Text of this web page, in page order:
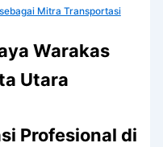
Mitra Transportasi
Warakas
Utara
Profesional di